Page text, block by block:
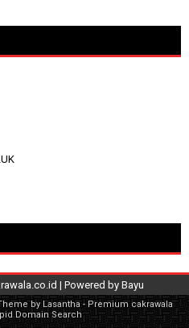
| Powered by Bayu
by Lasantha- Premium cakrawala
Domain Search